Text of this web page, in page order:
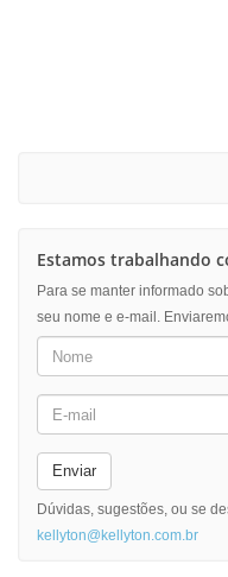
Estamos trabalhando
Para se manter informado
seu nome e e-mail.
Enviar
Dúvidas, sugestões, ou se
kellyton@kellyton.com.br